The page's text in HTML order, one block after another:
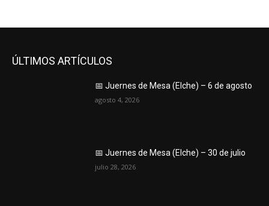
ÚLTIMOS ARTÍCULOS
📅 Juernes de Mesa (Elche) – 6 de agosto
agosto 4, 2026
📅 Juernes de Mesa (Elche) – 30 de julio
julio 28, 2026